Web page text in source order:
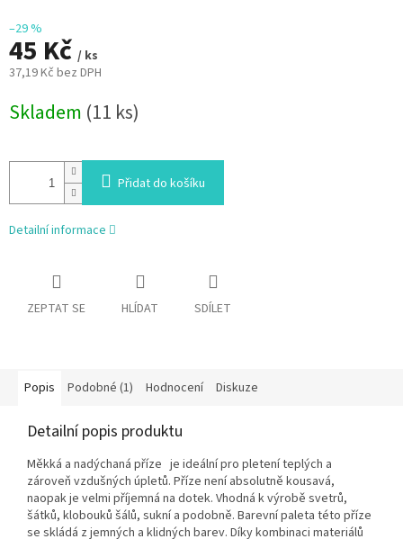
–29 %
45 Kč / ks
37,19 Kč bez DPH
cena:
Skladem (11 ks)
Přidat do košíku
Detailní informace
ZEPTAT SE HLÍDAT SDÍLET
Popis Podobné (1) Hodnocení Diskuze
Detailní popis produktu
Měkká a nadýchaná příze je ideální pro pletení teplých a
zároveň vzdušných úpletů. Příze není absolutně kousavá,
naopak je velmi příjemná na dotek. Vhodná k výrobě svetrů,
šátků, klobouků šálů, sukní a podobně. Barevní paleta této příze
se skládá z jemných a klidných barev. Díky kombinaci materiálů